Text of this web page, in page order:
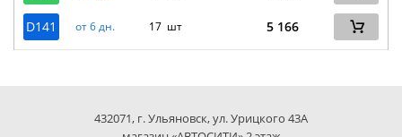
D141 от 6 дн. 17 шт 5 166
432071, г. Ульяновск, ул. Урицкого 43А